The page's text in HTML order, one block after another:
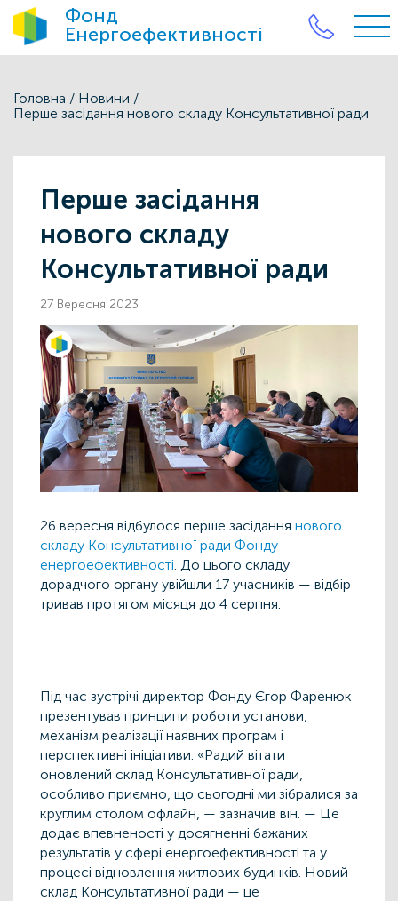
Фонд
Енергоефективності
Головна / Новини /
Перше засідання нового складу Консультативної ради
Перше засідання
нового складу
Консультативної ради
27 Вересня 2023
26 вересня відбулося перше засідання нового
складу Консультативної ради Фонду
енергоефективності. До цього складу
дорадчого органу увійшли 17 учасників — відбір
тривав протягом місяця до 4 серпня.
Під час зустрічі директор Фонду Єгор Фаренюк
презентував принципи роботи установи,
механізм реалізації наявних програм і
перспективні ініціативи. «Радий вітати
оновлений склад Консультативної ради,
особливо приємно, що сьогодні ми зібралися за
круглим столом офлайн, — зазначив він. — Це
додає впевненості у досягненні бажаних
результатів у сфері енергоефективності та у
процесі відновлення житлових будинків. Новий
склад Консультативної ради — це